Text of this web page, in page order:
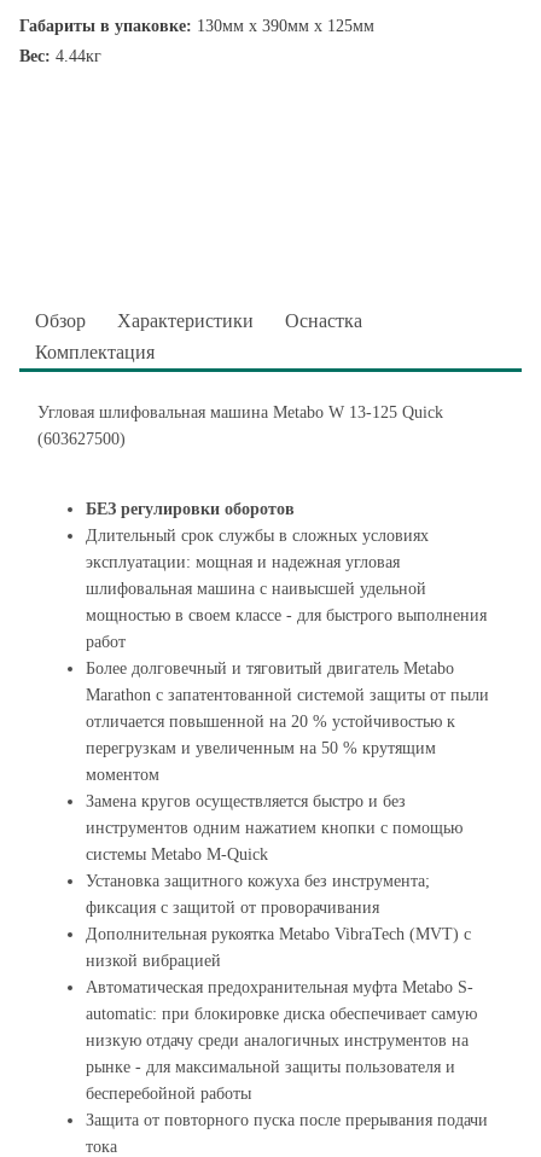
Габариты в упаковке: 130мм x 390мм x 125мм
Вес: 4.44кг
Обзор Характеристики
Оснастка
Комплектация
Угловая шлифовальная машина Metabo W 13-125 Quick
(603627500)
БЕЗ регулировки оборотов
Длительный срок службы в сложных условиях
эксплуатации: мощная и надежная угловая
шлифовальная машина с наивысшей удельной
мощностью в своем классе - для быстрого выполнения
работ
Более долговечный и тяговитый двигатель Metabo
Marathon с запатентованной системой защиты от пыли
отличается повышенной на 20 % устойчивостью к
перегрузкам и увеличенным на 50 % крутящим
моментом
Замена кругов осуществляется быстро и без
инструментов одним нажатием кнопки с помощью
системы Metabo M-Quick
Установка защитного кожуха без инструмента;
фиксация с защитой от проворачивания
Дополнительная рукоятка Metabo VibraTech (MVT) с
низкой вибрацией
Автоматическая предохранительная муфта Metabo S-
automatic: при блокировке диска обеспечивает самую
низкую отдачу среди аналогичных инструментов на
рынке - для максимальной защиты пользователя и
бесперебойной работы
Защита от повторного пуска после прерывания подачи
тока